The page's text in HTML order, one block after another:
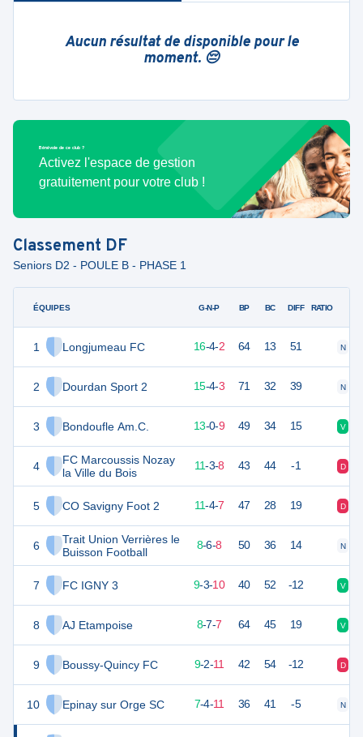
Aucun résultat de disponible pour le
moment. 😔
Bénévole de ce club ?
Activez l'espace de gestion
gratuitement pour votre club !
Classement DF
Seniors D2 - POULE B - PHASE 1
ÉQUIPES
1 Longjumeau FC
2 Dourdan Sport 2
3 Bondoufle Am.C.
4
FC Marcoussis Nozay
la Ville du Bois
5 CO Savigny Foot 2
6
Trait Union Verrières le
Buisson Football
7 FC IGNY 3
8 AJ Etampoise
9 Boussy-Quincy FC
10 Epinay sur Orge SC
G-N-P BP BC DIFF RATIO
52 16-4-2 64 13 51 N
49 15-4-3 71 32 39 N
39 13-0-9 49 34 15 V
36 22 11-3-8 43 44 -1 D
35 11-4-7 47 28 19 D
30 22 8-6-8 50 36 14 N
9-3-10 40 52 -12 V
8-7-7 64 45 19 V
28 9-2-11 42 54 -12 D
25 7-4-11 36 41 -5 N